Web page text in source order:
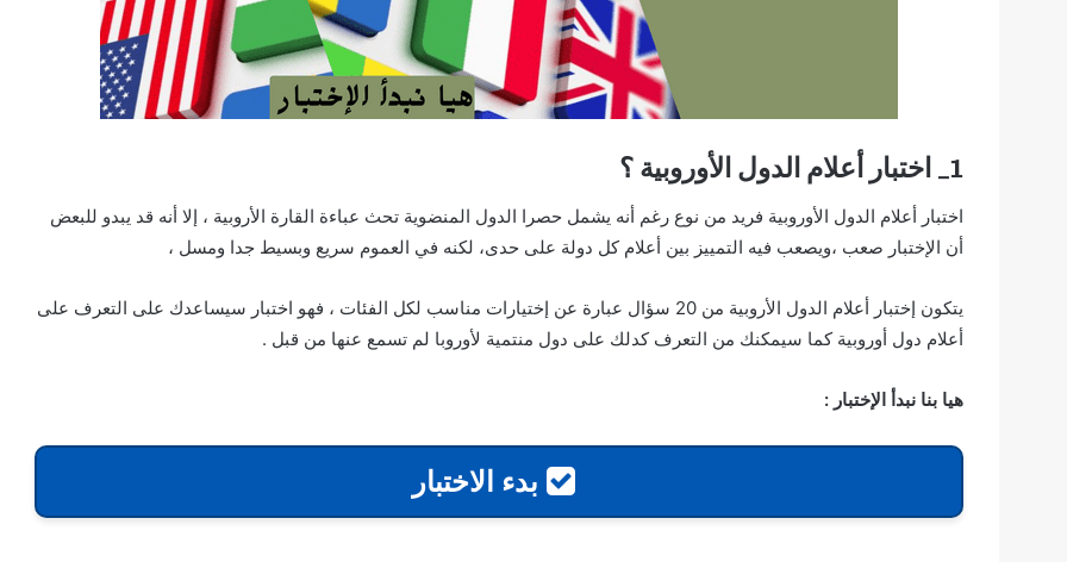
1_ اختبار أعلام الدول الأوروبية ؟
اختبار أعلام الدول الأوروبية فريد من نوع رغم أنه يشمل حصرا الدول المنضوية تحث عباءة القارة الأروبية ، إلا أنه قد يبدو للبعض
أن الإختبار صعب ،ويصعب فيه التمييز بين أعلام كل دولة على حدى، لكنه في العموم سريع وبسيط جدا ومسل ،
يتكون إختبار أعلام الدول الأروبية من 20 سؤال عبارة عن إختيارات مناسب لكل الفئات ، فهو اختبار سيساعدك على التعرف على
أعلام دول أوروبية كما سيمكنك من التعرف كدلك على دول منتمية لأوروبا لم تسمع عنها من قبل .
هيا بنا نبدأ الإختبار :
بدء الاختبار